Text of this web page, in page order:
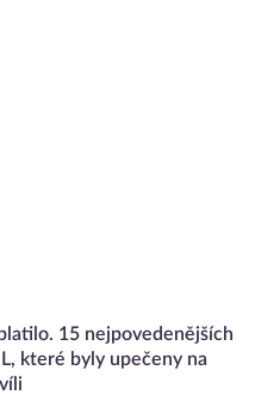
15 nejpovedenějších
které byly upečeny na